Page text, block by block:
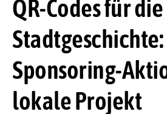
QR-Codes für die
Stadtgeschichte:
Sponsoring-
lokale Projekt